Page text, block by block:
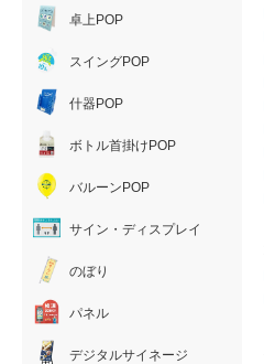
卓上POP
スイングPOP
什器POP
ボトル首掛けPOP
バルーンPOP
サイン・ディスプレイ
のぼり
パネル
デジタルサイネージ